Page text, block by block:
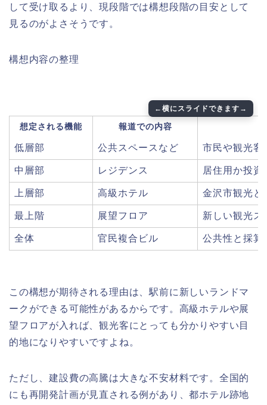
して受け取るより、現段階では構想段階の目安として
見るのがよさそうです。
構想内容の整理
想定される機能 報道での内容
低層部 公共スペースなど 市民や観光客
中層部 レジデンス 居住用か投
上層部 高級ホテル 金沢市観光と
最上階 展望フロア 新しい観光ス
全体 官民複合ビル 公共性と採算
この構想が期待される理由は、駅前に新しいランドマ
ークができる可能性があるからです。高級ホテルや展
望フロアが入れば、観光客にとっても分かりやすい目
的地になりやすいですよね。
ただし、建設費の高騰は大きな不安材料です。全国的
にも再開発計画が見直される例があり、都ホテル跡地